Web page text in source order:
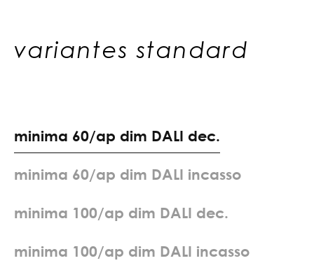
variantes standard
minima 60/ap dim DALI dec.
minima 60/ap dim DALI incasso
minima 100/ap dim DALI dec.
minima 100/ap dim DALI incasso